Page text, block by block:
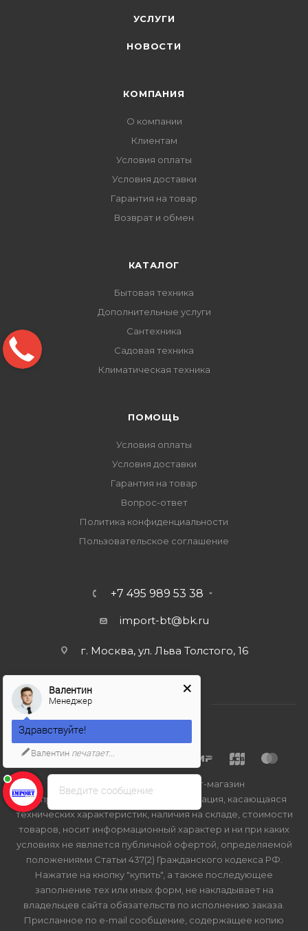
УСЛУГИ
НОВОСТИ
КОМПАНИЯ
О компании
Клиентам
Условия оплаты
Условия доставки
Гарантия на товар
Возврат и обмен
КАТАЛОГ
Бытовая техника
Дополнительные услуги
Сантехника
Садовая техника
Климатическая техника
ПОМОЩЬ
Условия оплаты
Условия доставки
Гарантия на товар
Вопрос-ответ
Политика конфиденциальности
Пользовательское соглашение
+7 495 989 53 38
import-bt@bk.ru
г. Москва, ул. Льва Толстого, 16
2026 © Import-bt.ru - интернет-магазин
Вся представленная на сайте информация, касающаяся
технических характеристик, наличия на складе, стоимости
товаров, носит информационный характер и ни при каких
условиях не является публичной офертой, определяемой
положениями Статьи 437(2) Гражданского кодекса РФ.
Нажатие на кнопку "купить", а также последующее
заполнение тех или иных форм, не накладывает на
владельцев сайта обязательств по исполнению заказа.
Присланное по e-mail сообщение, содержащее копию
Введите сообщение
Валентин
Менеджер
Здравствуйте!
Валентин печатает...